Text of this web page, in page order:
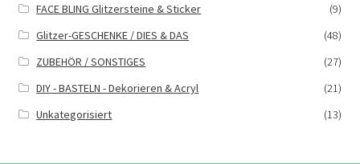
FACE BLING Glitzersteine & Sticker
(9)
Glitzer-GESCHENKE / DIES & DAS
(48)
ZUBEHÖR / SONSTIGES
(27)
DIY - BASTELN - Dekorieren & Acryl
(21)
Unkategorisiert
(13)